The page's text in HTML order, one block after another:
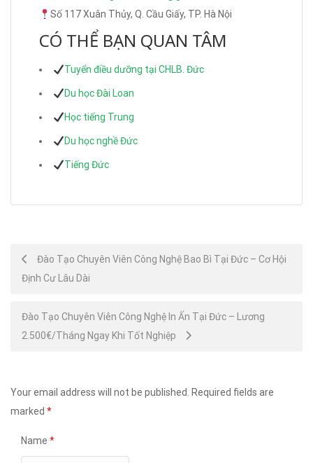
Số 117 Xuân Thủy, Q. Cầu Giấy, TP. Hà Nội
CÓ THỂ BẠN QUAN TÂM
Tuyển điều dưỡng tại CHLB. Đức
Du học Đài Loan
Học tiếng Trung
Du học nghề Đức
Tiếng Đức
Post
navigation
Đào Tạo Chuyên Viên Công Nghệ Bao Bì Tại Đức – Cơ Hội
Định Cư Lâu Dài
Đào Tạo Chuyên Viên Công Nghệ In Ấn Tại Đức – Lương
2.500€/Tháng Ngay Khi Tốt Nghiệp
Your email address will not be published. Required fields are
marked *
Name *